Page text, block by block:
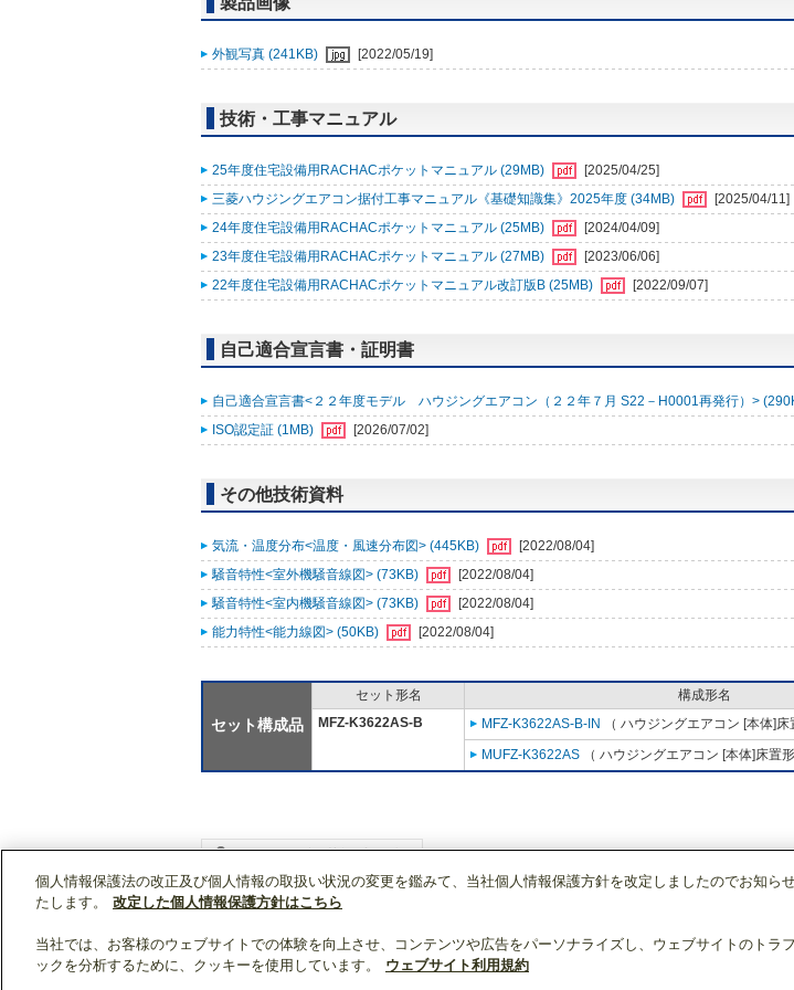
外観写真 (241KB) [2022/05/19]
技術・工事マニュアル
25年度住宅設備用RACHACポケットマニュアル (29MB)
[2025/04/25]
三菱ハウジングエアコン据付工事マニュアル《基礎知識集》2025年度 (34MB)
[2025/04/11]
24年度住宅設備用RACHACポケットマニュアル (25MB)
[2024/04/09]
23年度住宅設備用RACHACポケットマニュアル (27MB)
[2023/06/06]
22年度住宅設備用RACHACポケットマニュアル改訂版B (25MB)
[2022/09/07]
自己適合宣言書・証明書
自己適合宣言書<２２年度モデル ハウジングエアコン（２２年７月 S22－H0001再発行）>
ISO認定証 (1MB)
[2026/07/02]
その他技術資料
気流・温度分布<温度・風速分布図> (445KB)
[2022/08/04]
騒音特性<室外機騒音線図> (73KB)
[2022/08/04]
騒音特性<室内機騒音線図> (73KB)
[2022/08/04]
能力特性<能力線図> (50KB)
[2022/08/04]
セット構成品
セット形名 構成形名
MFZ-K3622AS-B
MFZ-K3622AS-B-IN （ ハウジングエアコン [本体]床
MUFZ-K3622AS （ ハウジングエアコン [本体]床置
WIN2Kトップ 製品情報
個人情報保護法の改正及び個人情報の取扱い状況の変更を鑑みて、当社個人情報保護方針を改定しましたのでお知ら
たします。
改定した個人情報保護方針はこちら
当社では、お客様のウェブサイトでの体験を向上させ、コンテンツや広告をパーソナライズし、ウェブサイトのトラ
ックを分析するために、クッキーを使用しています。
ウェブサイト利用規約